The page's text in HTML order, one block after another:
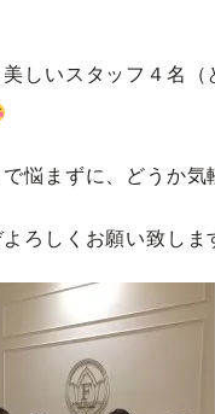
美しいスタッフ４名
悩まずに、どうか気
ろしくお願い致しま